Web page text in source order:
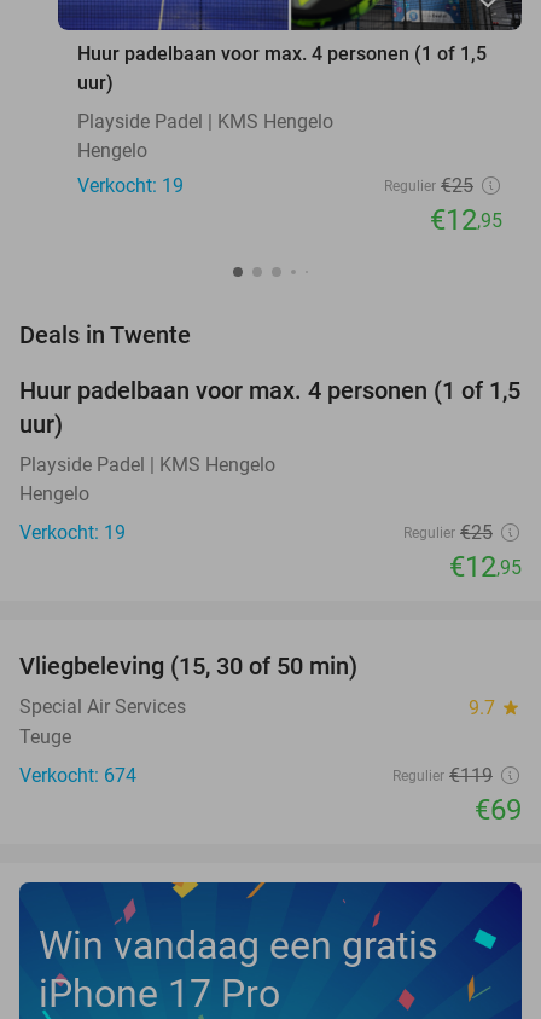
Huur padelbaan voor max. 4 personen (1 of 1,5
uur)
Playside Padel | KMS Hengelo
Hengelo
Verkocht: 19
Regulier €25
€12,95
Deals in Twente
48%
NEW
TODAY
Huur padelbaan voor max. 4 personen (1 of 1,5
uur)
Playside Padel | KMS Hengelo
Hengelo
Verkocht: 19
Regulier €25
€12,95
Vliegbeleving (15, 30 of 50 min)
Special Air Services 9.7 star
Teuge
Verkocht: 674
Regulier €119
€69
Win vandaag een gratis
iPhone 17 Pro